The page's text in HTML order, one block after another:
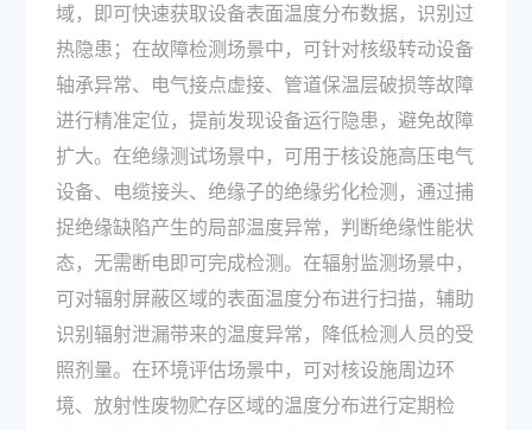
域，即可快速获取设备表面温度分布数据，识别过
热隐患；在故障检测场景中，可针对核级转动设备
轴承异常、电气接点虚接、管道保温层破损等故障
进行精准定位，提前发现设备运行隐患，避免故障
扩大。在绝缘测试场景中，可用于核设施高压电气
设备、电缆接头、绝缘子的绝缘劣化检测，通过捕
捉绝缘缺陷产生的局部温度异常，判断绝缘性能状
态，无需断电即可完成检测。在辐射监测场景中，
可对辐射屏蔽区域的表面温度分布进行扫描，辅助
识别辐射泄漏带来的温度异常，降低检测人员的受
照剂量。在环境评估场景中，可对核设施周边环
境、放射性废物贮存区域的温度分布进行定期检